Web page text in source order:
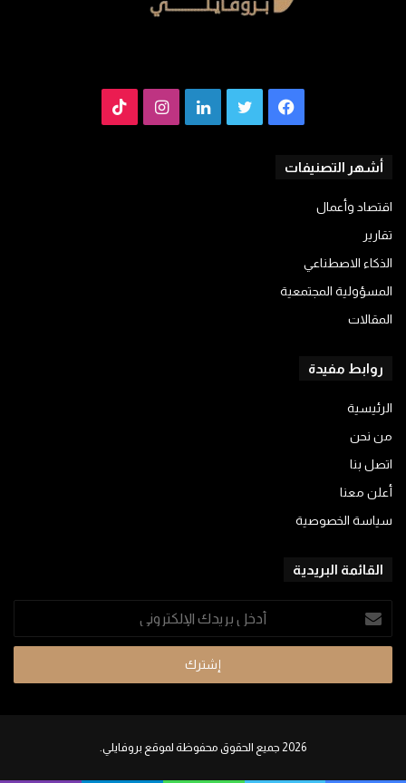
فيسبوكتويتر لينكدإن انستقرام
أشهر التصنيفات
اقتصاد وأعمال
تقارير
الذكاء الاصطناعي
المسؤولية المجتمعية
المقالات
روابط مفيدة
الرئيسية
من نحن
اتصل بنا
أعلن معنا
سياسة الخصوصية
القائمة البريدية
أدخل
بريدك
الإلكتروني
2026 جميع الحقوق محفوظة لموقع بروفايلي.